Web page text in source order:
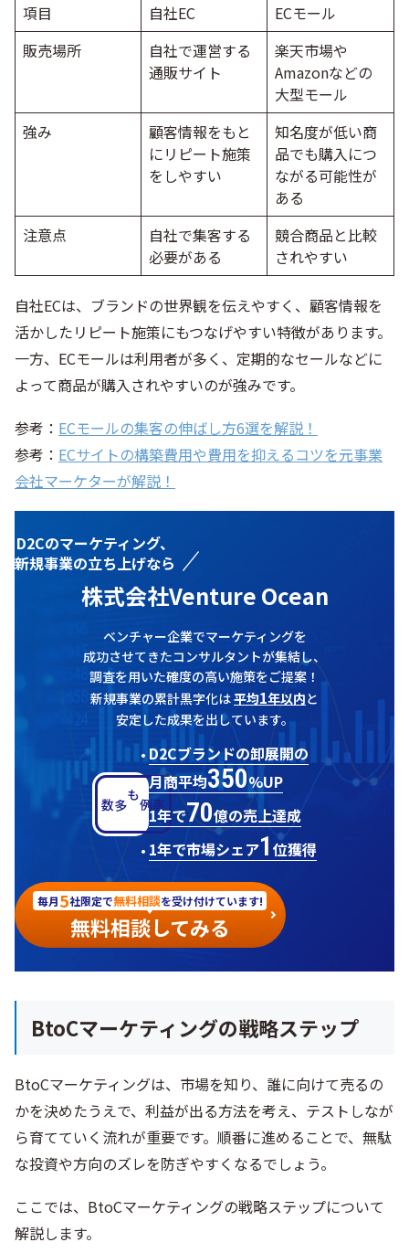
項目 自社EC
ECモール
販売場所
自社で運営する
通販サイト
楽天市場や
Amazonなどの
大型モール
強み
顧客情報をもと
にリピート施策
をしやすい
知名度が低い商
品でも購入につ
ながる可能性が
ある
注意点
自社で集客する
必要がある
競合商品と比較
されやすい
自社ECは、ブランドの世界観を伝えやすく、顧客情報を
活かしたリピート施策にもつなげやすい特徴があります。
一方、ECモールは利用者が多く、定期的なセールなどに
よって商品が購入されやすいのが強みです。
参考： ECモールの集客の伸ばし方6選を解説！
参考： ECサイトの構築費用や費用を抑えるコツを元事業
会社マーケターが解説！
D2Cのマーケティング、
新規事業の立ち上げなら
株式会社Venture Ocean
ベンチャー企業でマーケティングを
成功させてきたコンサルタントが集結し、
調査を用いた確度の高い施策をご提案！
新規事業の累計黒字化は平均1年以内と
安定した成果を出しています。
事例も
多数
D2Cブランドの卸展開の
月商平均350%UP
1年で70億の売上達成
1年で市場シェア1 位獲得
毎月5社限定で無料相談を受け付けています!
無料相談してみる
BtoCマーケティングの戦略ステップ
BtoCマーケティングは、市場を知り、誰に向けて売るの
かを決めたうえで、利益が出る方法を考え、テストしなが
ら育てていく流れが重要です。順番に進めることで、無駄
な投資や方向のズレを防ぎやすくなるでしょう。
ここでは、BtoCマーケティングの戦略ステップについて
解説します。